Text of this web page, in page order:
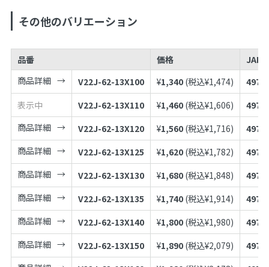
その他のバリエーション
品番 価格
JAN
商品詳細
V22J-62-13X100 ¥1,340 (税込¥1,474)
表示中
V22J-62-13X110 ¥1,460 (税込¥1,606)
商品詳細
V22J-62-13X120 ¥1,560 (税込¥1,716)
商品詳細
V22J-62-13X125 ¥1,620 (税込¥1,782)
商品詳細
V22J-62-13X130 ¥1,680 (税込¥1,848)
商品詳細
V22J-62-13X135 ¥1,740 (税込¥1,914)
商品詳細
V22J-62-13X140 ¥1,800 (税込¥1,980)
商品詳細
V22J-62-13X150 ¥1,890 (税込¥2,079)